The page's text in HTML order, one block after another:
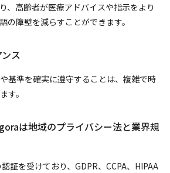
、高齢者が医療アドバイスや指示をより
の障壁を減らすことができます。
ス
基準を確実に遵守することは、複雑で時
す。
は地域のプライバシー法と業界規
認証を受けており、GDPR、CCPA、HIPAA